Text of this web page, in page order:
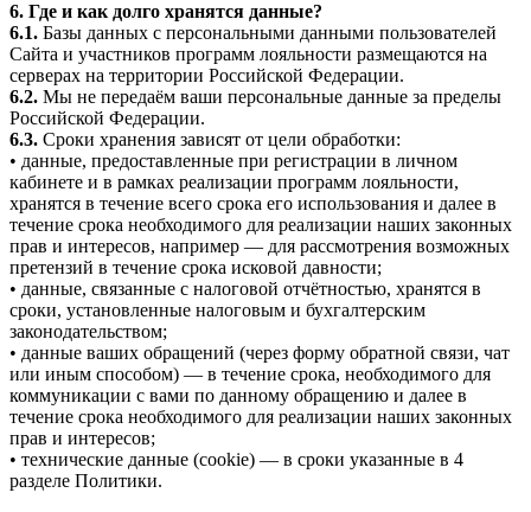
6. Где и как долго хранятся данные?
6.1. Базы данных с персональными данными пользователей
Сайта и участников программ лояльности размещаются на
серверах на территории Российской Федерации.
6.2. Мы не передаём ваши персональные данные за пределы
Российской Федерации.
6.3. Сроки хранения зависят от цели обработки:
• данные, предоставленные при регистрации в личном
кабинете и в рамках реализации программ лояльности,
хранятся в течение всего срока его использования и далее в
течение срока необходимого для реализации наших законных
прав и интересов, например — для рассмотрения возможных
претензий в течение срока исковой давности;
• данные, связанные с налоговой отчётностью, хранятся в
сроки, установленные налоговым и бухгалтерским
законодательством;
• данные ваших обращений (через форму обратной связи, чат
или иным способом) — в течение срока, необходимого для
коммуникации с вами по данному обращению и далее в
течение срока необходимого для реализации наших законных
прав и интересов;
• технические данные (cookie) — в сроки указанные в 4
разделе Политики.